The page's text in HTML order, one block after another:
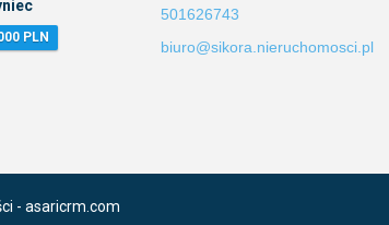
PLN
501626743
biuro@sikora.nieruchomosci.pl
- asaricrm.com